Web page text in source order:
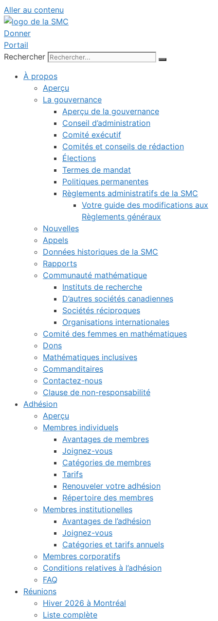
Aller au contenu
Donner
Portail
Rechercher
À propos
Aperçu
La gouvernance
Aperçu de la gouvernance
Conseil d’administration
Comité exécutif
Comités et conseils de rédaction
Élections
Termes de mandat
Politiques permanentes
Règlements administratifs de la SMC
Votre guide des modifications aux
Règlements généraux
Nouvelles
Appels
Données historiques de la SMC
Rapports
Communauté mathématique
Instituts de recherche
D’autres sociétés canadiennes
Sociétés réciproques
Organisations internationales
Comité des femmes en mathématiques
Dons
Mathématiques inclusives
Commanditaires
Contactez-nous
Clause de non-responsabilité
Adhésion
Aperçu
Membres individuels
Avantages de membres
Joignez-vous
Catégories de membres
Tarifs
Renouveler votre adhésion
Répertoire des membres
Membres institutionelles
Avantages de l’adhésion
Joignez-vous
Catégories et tarifs annuels
Membres corporatifs
Conditions relatives à l’adhésion
FAQ
Réunions
Hiver 2026 à Montréal
Liste complète